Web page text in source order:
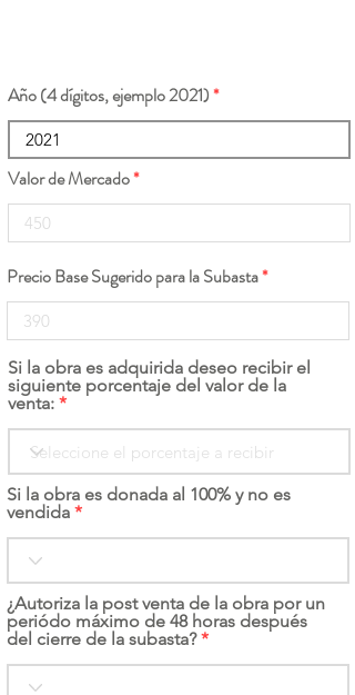
Año (4 dígitos, ejemplo 2021)
Valor de Mercado
Precio Base Sugerido para la Subasta
Si la obra es adquirida deseo recibir el
siguiente porcentaje del valor de la
venta:
Si la obra es donada al 100% y no es
vendida
¿Autoriza la post venta de la obra por un
periódo máximo de 48 horas después
del cierre de la subasta?